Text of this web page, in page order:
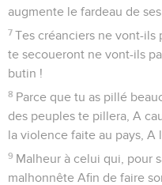
augmente le fardeau de
7 Tes créanciers ne vont-ils
te secoueront ne vont-ils
butin !
8 Parce que tu as pillé
des peuples te pillera, A
la violence faite au pays, A
9 Malheur à celui qui, pour
malhonnête Afin de faire